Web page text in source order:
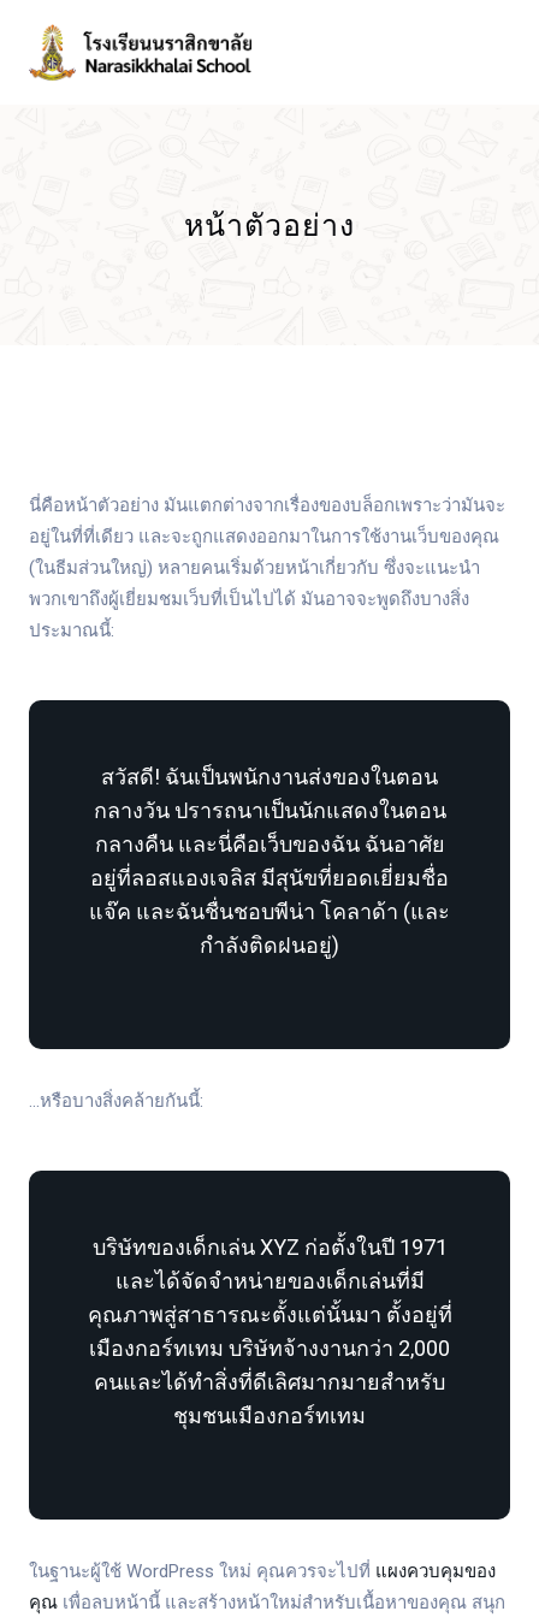
หน้าตัวอย่าง
นี่คือหน้าตัวอย่าง มันแตกต่างจากเรื่องของบล็อกเพราะว่ามันจะ
อยู่ในที่ที่เดียว และจะถูกแสดงออกมาในการใช้งานเว็บของคุณ
(ในธีมส่วนใหญ่) หลายคนเริ่มด้วยหน้าเกี่ยวกับ ซึ่งจะแนะนำ
พวกเขาถึงผู้เยี่ยมชมเว็บที่เป็นไปได้ มันอาจจะพูดถึงบางสิ่ง
ประมาณนี้:
สวัสดี! ฉันเป็นพนักงานส่งของในตอน
กลางวัน ปรารถนาเป็นนักแสดงในตอน
กลางคืน และนี่คือเว็บของฉัน ฉันอาศัย
อยู่ที่ลอสแองเจลิส มีสุนัขที่ยอดเยี่ยมชื่อ
แจ๊ค และฉันชื่นชอบพีน่า โคลาด้า (และ
กำลังติดฝนอยู่)
…หรือบางสิ่งคล้ายกันนี้:
บริษัทของเด็กเล่น XYZ ก่อตั้งในปี 1971
และได้จัดจำหน่ายของเด็กเล่นที่มี
คุณภาพสู่สาธารณะตั้งแต่นั้นมา ตั้งอยู่ที่
เมืองกอร์ทเทม บริษัทจ้างงานกว่า 2,000
คนและได้ทำสิ่งที่ดีเลิศมากมายสำหรับ
ชุมชนเมืองกอร์ทเทม
ในฐานะผู้ใช้ WordPress ใหม่ คุณควรจะไปที่ แผงควบคุมของ
คุณ เพื่อลบหน้านี้ และสร้างหน้าใหม่สำหรับเนื้อหาของคุณ สนุก